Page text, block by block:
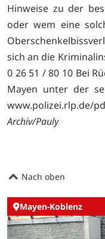
Hinweise zu der
oder wem eine
sich an die
0 26 51 / 80 10 Bei
Mayen unter der
Archiv/Pauly
Nach oben
Mayen-Koblenz